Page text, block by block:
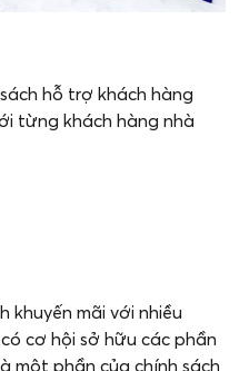
hỗ trợ khách hàng
từng khách hàng nhà
khuyến mãi với nhiều
cơ hội sở hữu các phần
một phần của chính sách